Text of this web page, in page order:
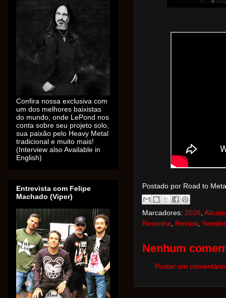
Postado por Road to
Marcadores: 2026, Alicate
Resenha, Review,
Nenhum
Postar um comentário
Confira nossa exclusiva com
um dos melhores baixistas
do mundo, onde LePond nos
conta sobre seu projeto solo,
sua paixão pelo Heavy Metal
tradicional e muito mais!
(Interview also Available in
English)
Entrevista com Felipe
Machado (Viper)